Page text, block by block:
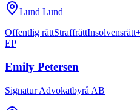
Lund Lund
Offentlig rättStraffrättInsolvensrätt
EP
Emily Petersen
Signatur Advokatbyrå AB